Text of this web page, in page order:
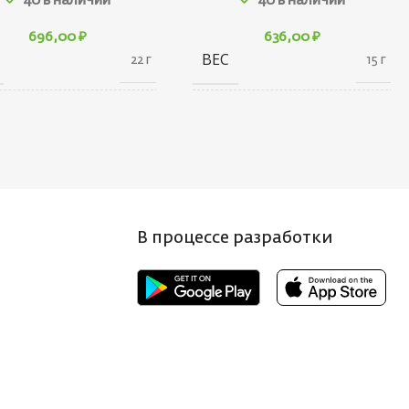
696,00 ₽
22 г
PPH
636,00 ₽
ВЕС 15 г
ВЕС ПРИМАНКИ
ЦВЕТ БЛЕСНЫ BRS
В процессе разработки